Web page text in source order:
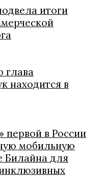
итоги
глава
находится в
в России
мобильную
Билайна для